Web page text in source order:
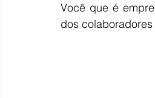
Você que é
dos